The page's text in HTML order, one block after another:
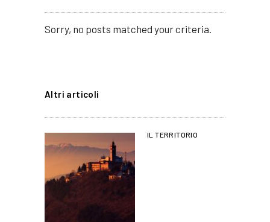
Sorry, no posts matched your criteria.
Altri articoli
IL TERRITORIO